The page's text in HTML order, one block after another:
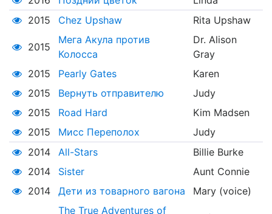
2015
Chez Upshaw Rita Upshaw
2015
Мега Акула против
Колосса
Dr. Alison
Gray
2015
Pearly Gates
Karen
2015
Вернуть отправителю
Judy
2015
Road Hard
Kim Madsen
2015
Мисс Переполох
Judy
2014
All-Stars
Billie Burke
2014
Sister
Aunt Connie
2014
Дети из товарного вагона Mary (voice)
The True Adventures of